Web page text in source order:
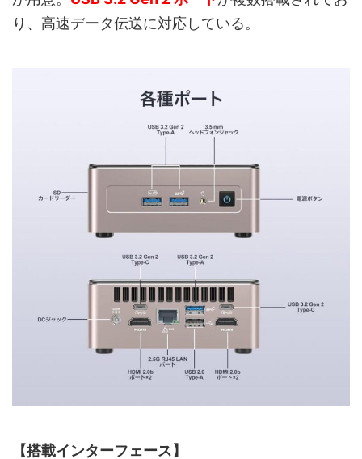
り、高速データ伝送に対応している。
【搭載インターフェース】